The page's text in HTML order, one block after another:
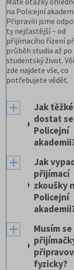
na Policejní
Připravili jsme
ty nejčastější – od
přijímacího řízení
průběh studia až po
studentský život.
zde najdete vše, co
potřebujete vědět.
Jak
dostat
Policejní
Jak
přijímací
zkoušky
Policejní
Musím se
fyzicky?